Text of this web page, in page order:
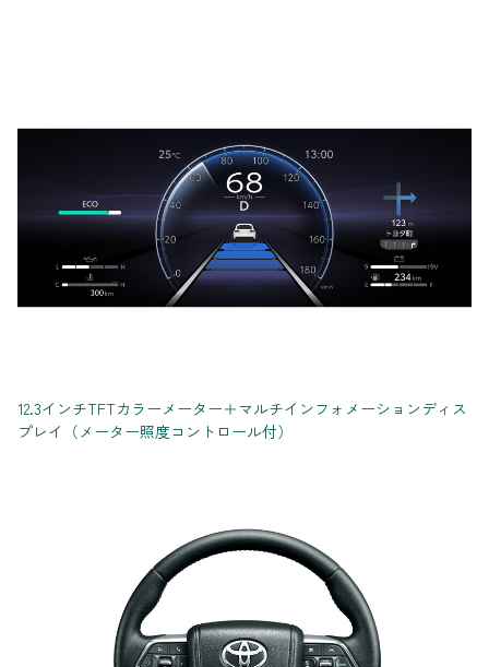
12.3インチTFTカラーメーター＋マルチインフォメーションディス
プレイ（メーター照度コントロール付）